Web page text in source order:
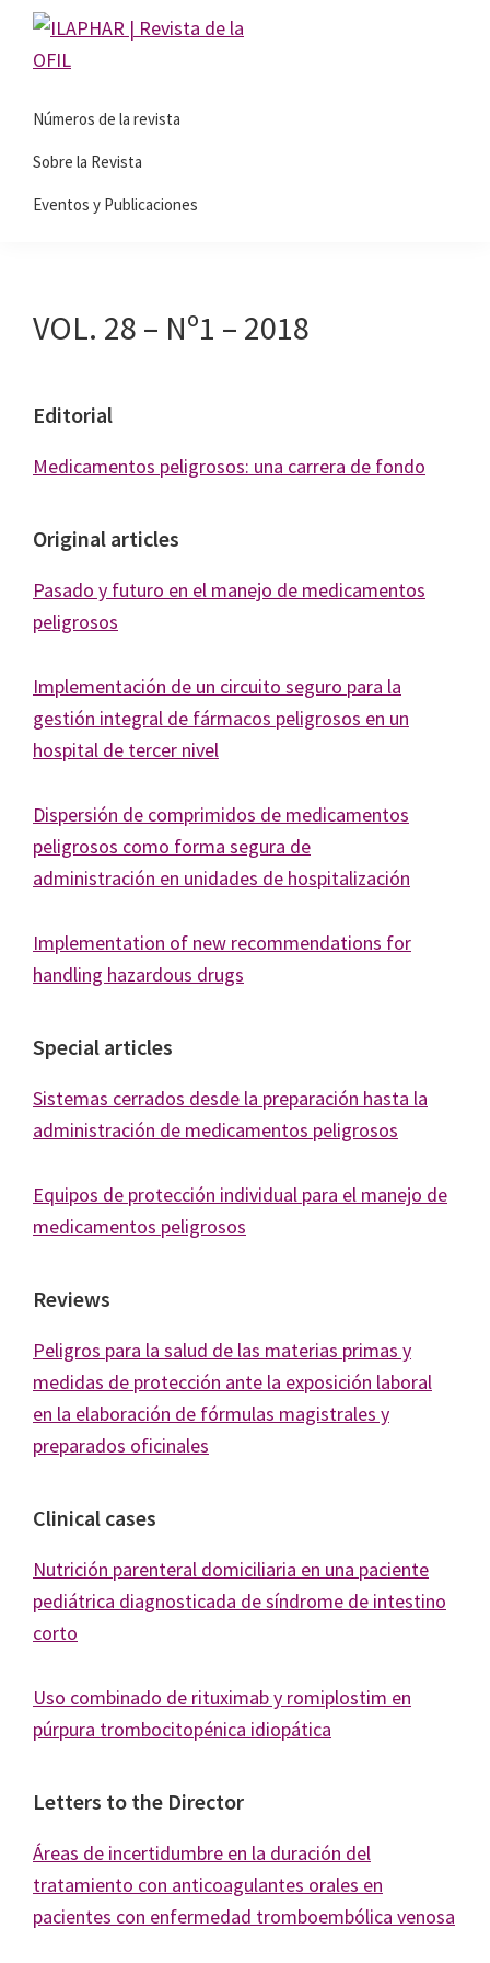
Saltar
navegación
Saltar
principal
Saltar
|
Revista
de
la
OFIL
de
la
de
Ibero-
latinoamericanos
Ibero
American
of
System
Pharmacy
Números de la revista
Sobre la Revista
Eventos y Publicaciones
VOL. 28 – Nº1 – 2018
Editorial
Medicamentos peligrosos: una carrera de fondo
Original articles
Pasado y futuro en el manejo de medicamentos
peligrosos
Implementación de un circuito seguro para la
gestión integral de fármacos peligrosos en un
hospital de tercer nivel
Dispersión de comprimidos de medicamentos
peligrosos como forma segura de
administración en unidades de hospitalización
Implementation of new recommendations for
handling hazardous drugs
Special articles
Sistemas cerrados desde la preparación hasta la
administración de medicamentos peligrosos
Equipos de protección individual para el manejo de
medicamentos peligrosos
Reviews
Peligros para la salud de las materias primas y
medidas de protección ante la exposición laboral
en la elaboración de fórmulas magistrales y
preparados oficinales
Clinical cases
Nutrición parenteral domiciliaria en una paciente
pediátrica diagnosticada de síndrome de intestino
corto
Uso combinado de rituximab y romiplostim en
púrpura trombocitopénica idiopática
Letters to the Director
Áreas de incertidumbre en la duración del
tratamiento con anticoagulantes orales en
pacientes con enfermedad tromboembólica venosa